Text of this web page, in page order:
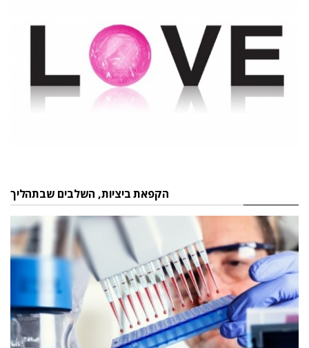
הקפאת ביציות, השלבים שבתהליך